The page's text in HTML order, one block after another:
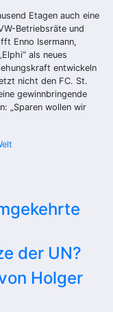
Etagen auch eine
Betriebsräte und
Enno Isermann,
als neues
entwickeln
nicht den FC. St.
gewinnbringende
„Sparen wollen wir
der UN?
Holger